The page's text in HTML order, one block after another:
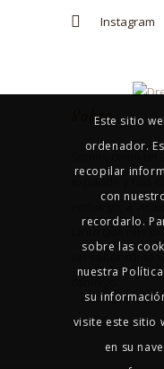
Instagram
Sobre
expande y nos
embargo, a
sin saber cómo
Este sitio
ordenador.
recopilar
con
recordarlo.
sobre las
nuestra
su
visite este sitio
en su